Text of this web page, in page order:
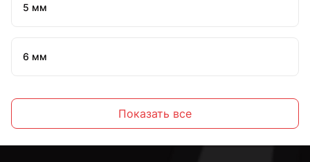
5 мм
6 мм
Показать все